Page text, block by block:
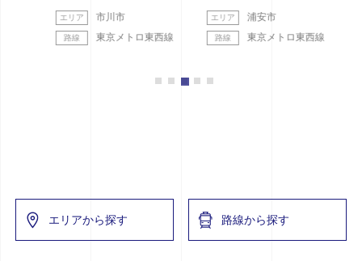
市川市
東京メトロ東西線
浦安市
東京メトロ東西線
エリアから探す 路線から探す